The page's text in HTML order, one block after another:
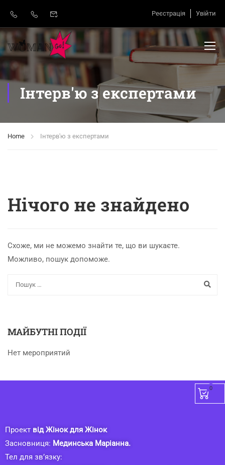
Реєстрація Увійти
Інтерв'ю з експертами
Home Інтерв'ю з експертами
Нічого не знайдено
Схоже, ми не можемо знайти те, що ви шукаєте.
Можливо, пошук допоможе.
МАЙБУТНІ ПОДІЇ
Нет мероприятий
Проект від Жінок для Жінок
Засновниця: Мединська Маріанна.
Тел для зв’язку:
0